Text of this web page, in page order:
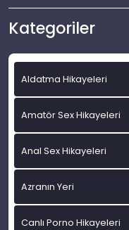
Kategoriler
Aldatma Hikayeleri
Amatör Sex Hikayeleri
Anal Sex Hikayeleri
Azranın Yeri
Canlı Porno Hikayeleri